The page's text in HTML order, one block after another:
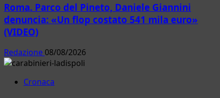
Roma. Parco del Pineto, Daniele Giannini
denuncia: «Un flop costato 541 mila euro»
(VIDEO)
Redazione 08/08/2026
Cronaca